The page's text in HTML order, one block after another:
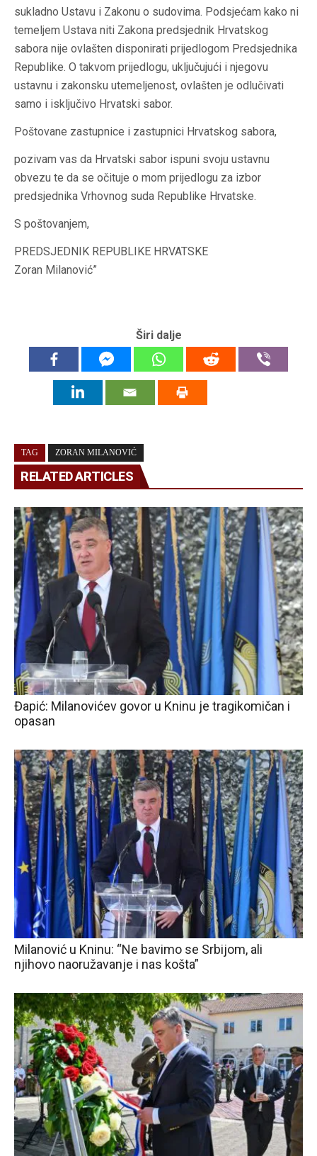
sukladno Ustavu i Zakonu o sudovima. Podsjećam kako ni
temeljem Ustava niti Zakona predsjednik Hrvatskog
sabora nije ovlašten disponirati prijedlogom Predsjednika
Republike. O takvom prijedlogu, uključujući i njegovu
ustavnu i zakonsku utemeljenost, ovlašten je odlučivati
samo i isključivo Hrvatski sabor.
Poštovane zastupnice i zastupnici Hrvatskog sabora,
pozivam vas da Hrvatski sabor ispuni svoju ustavnu
obvezu te da se očituje o mom prijedlogu za izbor
predsjednika Vrhovnog suda Republike Hrvatske.
S poštovanjem,
PREDSJEDNIK REPUBLIKE HRVATSKE
Zoran Milanović”
Širi dalje
TAG ZORAN MILANOVIĆ
RELATED ARTICLES
Đapić: Milanovićev govor u Kninu je tragikomičan i
opasan
Milanović u Kninu: “Ne bavimo se Srbijom, ali
njihovo naoružavanje i nas košta”